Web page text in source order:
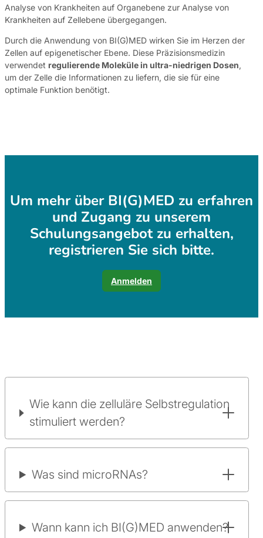
Analyse von Krankheiten auf Organebene zur Analyse von
Krankheiten auf Zellebene übergegangen.
Durch die Anwendung von BI(G)MED wirken Sie im Herzen der
Zellen auf epigenetischer Ebene. Diese Präzisionsmedizin
verwendet regulierende Moleküle in ultra-niedrigen Dosen,
um der Zelle die Informationen zu liefern, die sie für eine
optimale Funktion benötigt.
Um mehr über BI(G)MED zu erfahren
und Zugang zu unserem
Schulungsangebot zu erhalten,
registrieren Sie sich bitte.
Anmelden
Wie kann die zelluläre Selbstregulation
stimuliert werden?
Was sind microRNAs?
Wann kann ich BI(G)MED anwenden?